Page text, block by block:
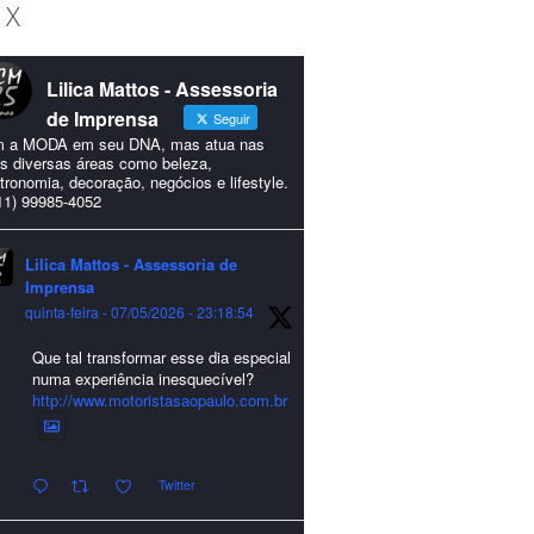
Lilica Mattos - Assessoria
de Imprensa
Seguir
a MODA em seu DNA, mas atua nas
diversas áreas como beleza,
decoração, negócios e lifestyle.
99985-4052
Lilica Mattos - Assessoria de
Imprensa
quinta-feira - 07/05/2026 - 23:18:54
Que tal transformar esse dia especial
numa experiência inesquecível?
http://www.motoristasaopaulo.com.br
Twitter